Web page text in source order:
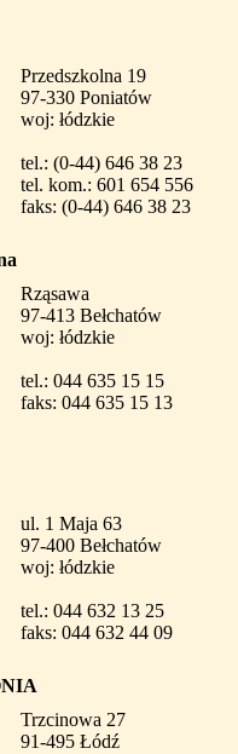
Przedszkolna 19
97-330 Poniatów
woj: łódzkie
tel.: (0-44) 646 38 23
tel. kom.: 601 654 556
faks: (0-44) 646 38 23
Rząsawa
97-413 Bełchatów
woj: łódzkie
tel.: 044 635 15 15
faks: 044 635 15 13
ul. 1 Maja 63
97-400 Bełchatów
woj: łódzkie
tel.: 044 632 13 25
faks: 044 632 44 09
Trzcinowa 27
91-495 Łódź